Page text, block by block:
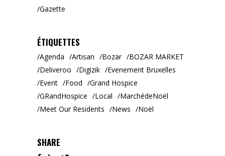
Gazette
ÉTIQUETTES
Agenda Artisan Bozar
BOZAR MARKET
Deliveroo
Digizik
Evenement Bruxelles
Event
Food
Grand Hospice
GRandHospice
Local
MarchédeNoël
Meet Our Residents
News Noël
SHARE